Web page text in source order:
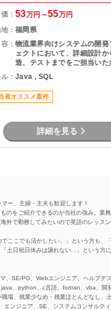
：53万円～55万円
：福岡県
：物流業界向けシステムの開発
ェクトにおいて、詳細設計か
造、テストまでをご担当いた
件です。 既存システムの機能追加や
改修を中心に対応いただき、
にプロジェクトへ参画できる
なっています。 物流システムの経験
ル：Java , SQL
者オススメ案件
詳細を見る
ー、主婦・主夫も歓迎します！
のをご紹介できるのが当社の強み。業
外で勤務してみたいので英語のレッス
ここでも活かしたい。」という方も、
土日祝日休みは譲れない…」という方
、SE/PG、Webエンジニア、ヘルプデ
、python、c言語、fortran、vba、開
場、残業少なめ・残業ほとんどなし、
エンジニア、SE、システムコンサルテ